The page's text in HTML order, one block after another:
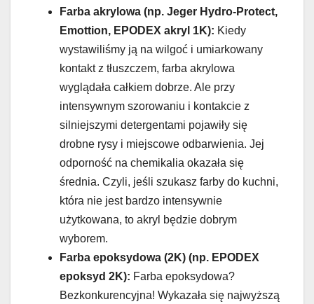
Farba akrylowa (np. Jeger Hydro-Protect,
Emottion, EPODEX akryl 1K): Kiedy
wystawiliśmy ją na wilgoć i umiarkowany
kontakt z tłuszczem, farba akrylowa
wyglądała całkiem dobrze. Ale przy
intensywnym szorowaniu i kontakcie z
silniejszymi detergentami pojawiły się
drobne rysy i miejscowe odbarwienia. Jej
odporność na chemikalia okazała się
średnia. Czyli, jeśli szukasz farby do kuchni,
która nie jest bardzo intensywnie
użytkowana, to akryl będzie dobrym
wyborem.
Farba epoksydowa (2K) (np. EPODEX
epoksyd 2K): Farba epoksydowa?
Bezkonkurencyjna! Wykazała się najwyższą